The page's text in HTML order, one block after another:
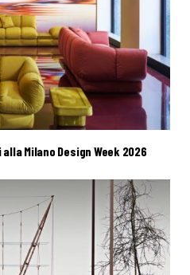
Milano Design Week 2026